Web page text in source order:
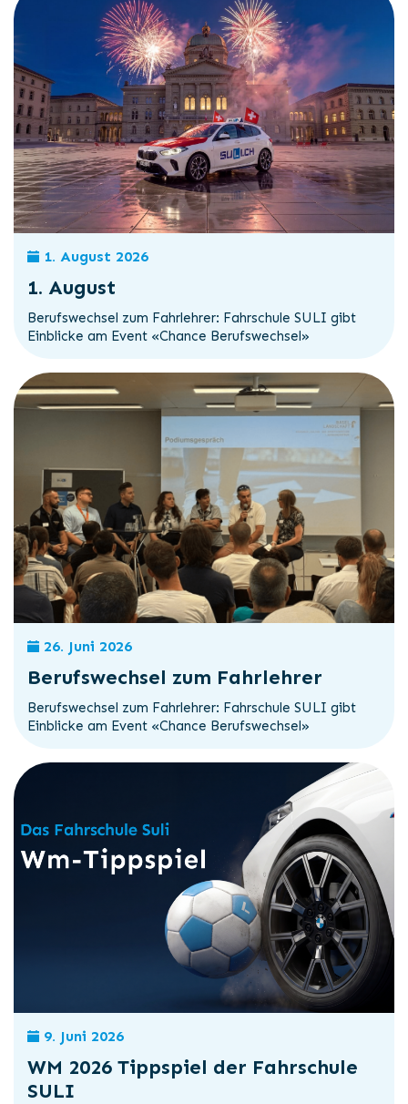
1. August 2026
1. August
Berufswechsel zum Fahrlehrer: Fahrschule SULI gibt
Einblicke am Event «Chance Berufswechsel»
26. Juni 2026
Berufswechsel zum Fahrlehrer
Berufswechsel zum Fahrlehrer: Fahrschule SULI gibt
Einblicke am Event «Chance Berufswechsel»
9. Juni 2026
WM 2026 Tippspiel der Fahrschule
SULI